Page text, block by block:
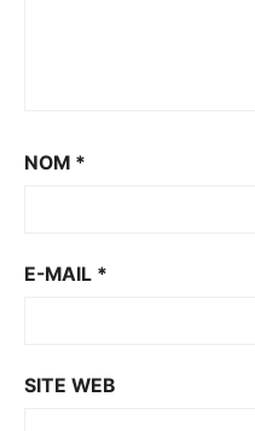
NOM *
E-MAIL *
SITE WEB